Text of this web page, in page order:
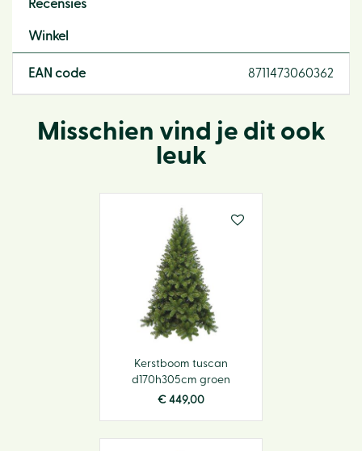
Recensies
Winkel
EAN code 8711473060362
Misschien vind je dit ook
leuk
Kerstboom tuscan
d170h305cm groen
€ 449,00